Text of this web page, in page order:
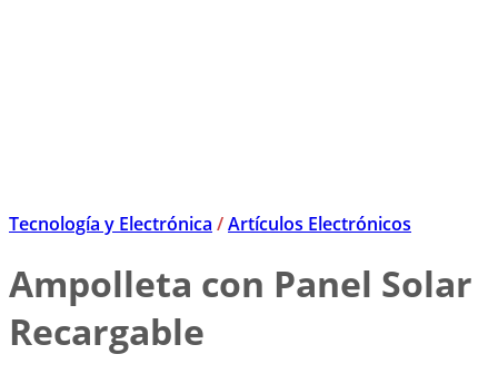
Tecnología y Electrónica /Artículos Electrónicos
Ampolleta con Panel Solar
Recargable